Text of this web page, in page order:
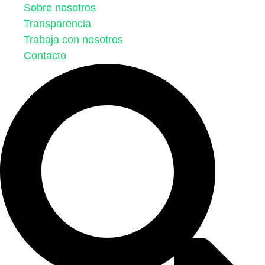
Sobre nosotros
Transparencia
Trabaja con nosotros
Contacto